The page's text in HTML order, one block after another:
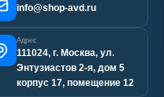
info@shop-avd.ru
Адрес
111024, г. Москва, ул.
Энтузиастов 2-я, дом 5
корпус 17, помещение 12